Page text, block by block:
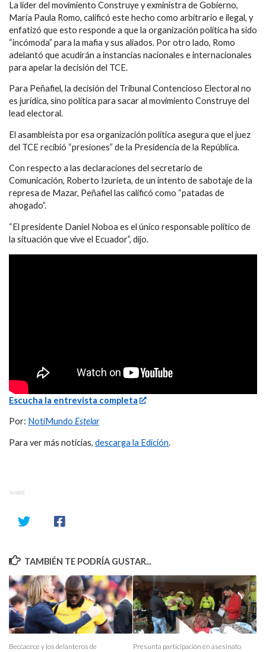
La líder del movimiento Construye y exministra de Gobierno,
María Paula Romo, calificó este hecho como arbitrario e ilegal, y
enfatizó que esto responde a que la organización política ha sido
“incómoda” para la mafia y sus aliados. Por otro lado, Romo
adelantó que acudirán a instancias nacionales e internacionales
para apelar la decisión del TCE.
Para Peñafiel, la decisión del Tribunal Contencioso Electoral no
es jurídica, sino política para sacar al movimiento Construye del
lead electoral.
El asambleísta por esa organización política asegura que el juez
del TCE recibió “presiones” de la Presidencia de la República.
Con respecto a las declaraciones del secretario de
Comunicación, Roberto Izurieta, de un intento de sabotaje de la
represa de Mazar, Peñafiel las calificó como “patadas de
ahogado”.
“El presidente Daniel Noboa es el único responsable político de
la situación que vive el Ecuador”, dijo.
Escucha la entrevista completa
Por: NotiMundo Estelar
Para ver más noticias, descarga la Edición.
SHARE
TAMBIÉN TE PODRÍA GUSTAR...
Beccacece y los delanteros de
Presunta participación en asesinato